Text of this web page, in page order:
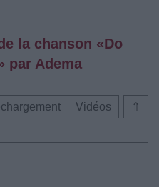
la chanson «Do
par Adema
⇑
Vidéos